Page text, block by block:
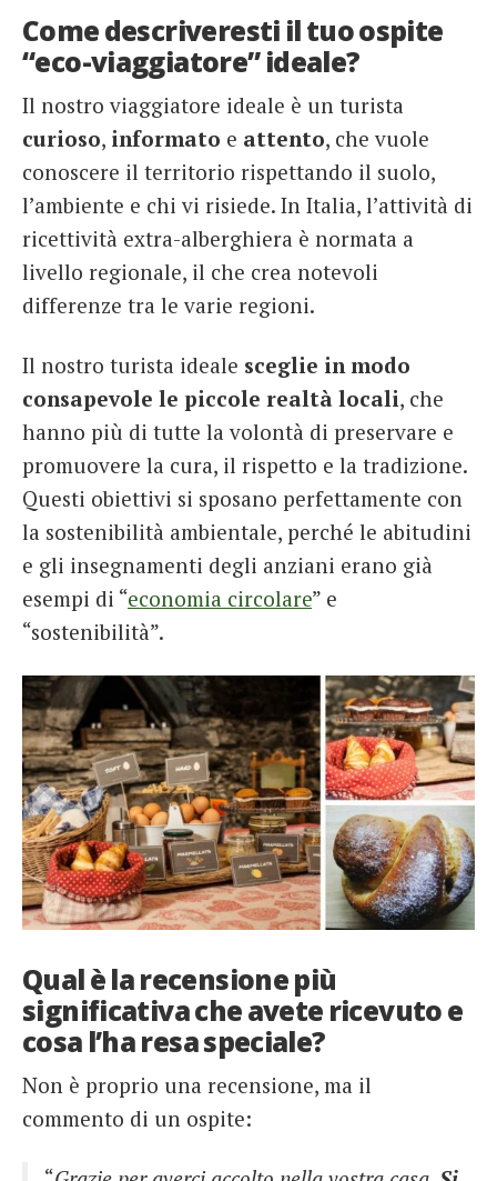
Come descriveresti il tuo ospite
“eco-viaggiatore” ideale?
Il nostro viaggiatore ideale è un turista
curioso, informato e attento, che vuole
conoscere il territorio rispettando il suolo,
l’ambiente e chi vi risiede. In Italia, l’attività di
ricettività extra-alberghiera è normata a
livello regionale, il che crea notevoli
differenze tra le varie regioni.
Il nostro turista ideale sceglie in modo
consapevole le piccole realtà locali, che
hanno più di tutte la volontà di preservare e
promuovere la cura, il rispetto e la tradizione.
Questi obiettivi si sposano perfettamente con
la sostenibilità ambientale, perché le abitudini
e gli insegnamenti degli anziani erano già
esempi di “economia circolare” e
“sostenibilità”.
Qual è la recensione più
significativa che avete ricevuto e
cosa l’ha resa speciale?
Non è proprio una recensione, ma il
commento di un ospite: